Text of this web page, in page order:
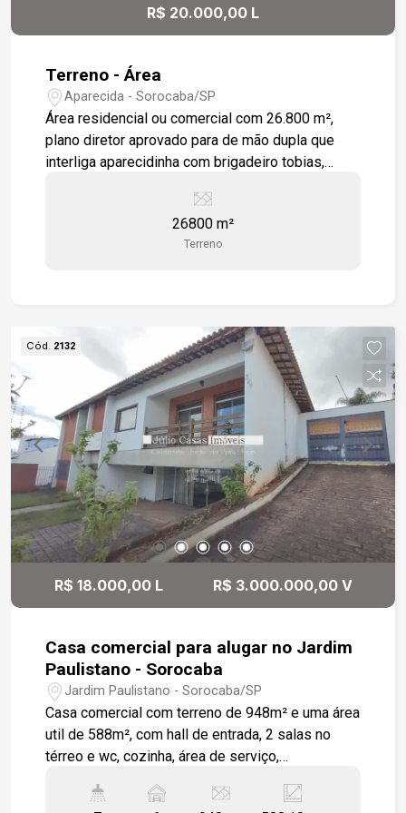
R$ 20.000,00 L
Terreno - Área
Aparecida - Sorocaba/SP
Área residencial ou comercial com 26.800 m²,
plano diretor aprovado para de mão dupla que
interliga aparecidinha com brigadeiro tobias,
para deixarem recuo de 12 m² em sua área.
26800 m²
Terreno
Cód. 2132
R$ 18.000,00 L R$ 3.000.000,00 V
Casa comercial para alugar no Jardim
Paulistano - Sorocaba
Jardim Paulistano - Sorocaba/SP
Casa comercial com terreno de 948m² e uma área
util de 588m², com hall de entrada, 2 salas no
térreo e wc, cozinha, área de serviço,
3 closet, lavabo e escritório com wc, quintal com